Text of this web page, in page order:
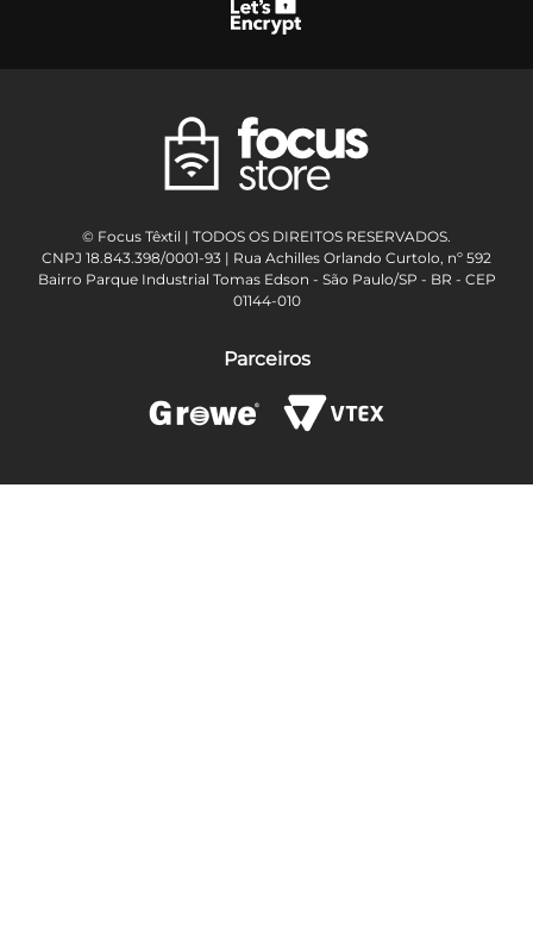
© Focus Têxtil | TODOS OS DIREITOS RESERVADOS.
CNPJ 18.843.398/0001-93 | Rua Achilles Orlando Curtolo, nº 592
Bairro Parque Industrial Tomas Edson - São Paulo/SP - BR - CEP
01144-010
Parceiros